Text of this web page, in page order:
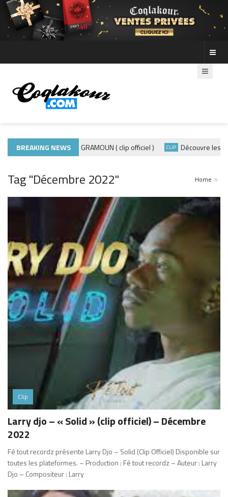
BREAKING NEWS
974 ADE440 – GRAMOUN ( clip officiel ) CLIP Découvre les photos
Tag "Décembre 2022" Home
Clip
Larry djo – « Solid » (clip officiel) – Décembre
2022
Fé tout recordz présente Larry Djo – Solid (Clip Officiel) Disponible sur
toutes les plateformes. – Production : Fé tout recordz – Auteur : Larry
Djo – Compositeur : Larry